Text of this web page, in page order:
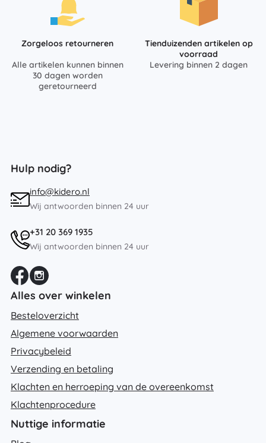
Zorgeloos retourneren
Alle artikelen kunnen binnen
30 dagen worden
geretourneerd
Tienduizenden artikelen op
voorraad
Levering binnen 2 dagen
Hulp nodig?
info@kidero.nl
Wij antwoorden binnen 24 uur
+31 20 369 1935
Wij antwoorden binnen 24 uur
Alles over winkelen
Besteloverzicht
Algemene voorwaarden
Privacybeleid
Verzending en betaling
Klachten en herroeping van de overeenkomst
Klachtenprocedure
Nuttige informatie